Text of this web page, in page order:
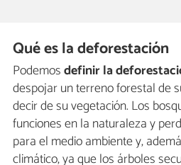
Qué es la deforestación
Podemosdefinir la
despojar un terreno forestal de
decir de su vegetación. Los
funciones en la naturaleza y
para el medio ambiente y,
climático, ya que los árboles